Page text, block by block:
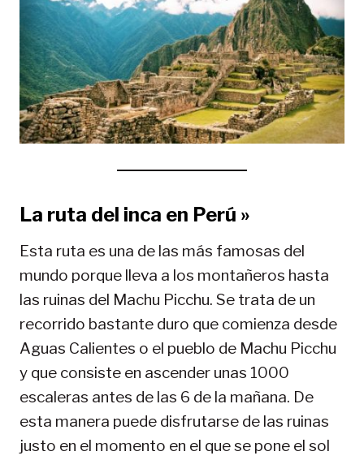
La ruta del inca en Perú »
Esta ruta es una de las más famosas del
mundo porque lleva a los montañeros hasta
las ruinas del Machu Picchu. Se trata de un
recorrido bastante duro que comienza desde
Aguas Calientes o el pueblo de Machu Picchu
y que consiste en ascender unas 1000
escaleras antes de las 6 de la mañana. De
esta manera puede disfrutarse de las ruinas
justo en el momento en el que se pone el sol